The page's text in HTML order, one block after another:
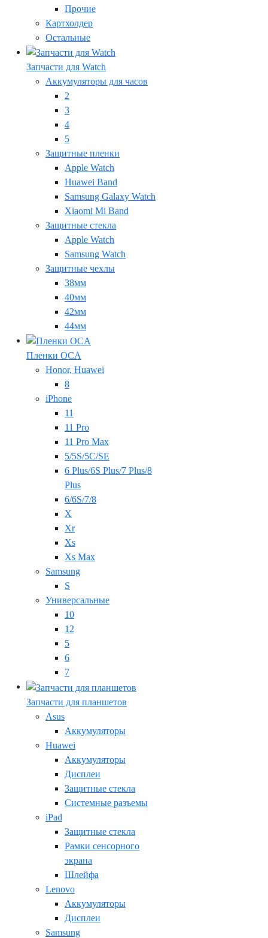
Прочие
Картхолдер
Остальные
Запчасти для Watch
Аккумуляторы для часов
2
3
4
5
Защитные пленки
Apple Watch
Huawei Band
Samsung Galaxy Watch
Xiaomi Mi Band
Защитные стекла
Apple Watch
Samsung Watch
Защитные чехлы
38мм
40мм
42мм
44мм
Пленки OCA
Honor, Huawei
8
iPhone
11
11 Pro
11 Pro Max
5/5S/5C/SE
6 Plus/6S Plus/7 Plus/8
Plus
6/6S/7/8
X
Xr
Xs
Xs Max
Samsung
S
Универсальные
10
12
5
6
7
Запчасти для планшетов
Asus
Аккумуляторы
Huawei
Аккумуляторы
Дисплеи
Защитные стекла
Системные разъемы
iPad
Защитные стекла
Рамки сенсорного
экрана
Шлейфа
Lenovo
Аккумуляторы
Дисплеи
Samsung